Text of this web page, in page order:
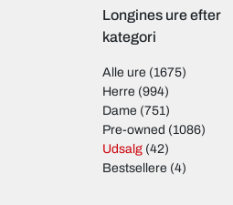
Longines ure efter
kategori
Alle ure (1675)
Herre (994)
Dame (751)
Pre-owned (1086)
Udsalg (42)
Bestsellere (4)